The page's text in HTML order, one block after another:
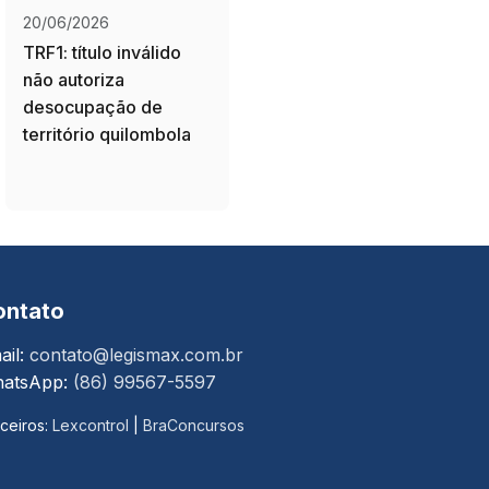
20/06/2026
TRF1: título inválido
não autoriza
desocupação de
território quilombola
contato@legismax.com.br
(86) 99567-5597
Lexcontrol BraConcursos